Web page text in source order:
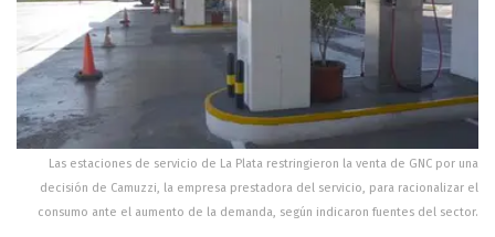
Las estaciones de servicio de La Plata restringieron la venta de GNC por una
decisión de Camuzzi, la empresa prestadora del servicio, para racionalizar el
consumo ante el aumento de la demanda, según indicaron fuentes del sector.